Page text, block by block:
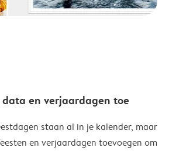
data en verjaardagen toe
staan al in je kalender, maar
en verjaardagen toevoegen om